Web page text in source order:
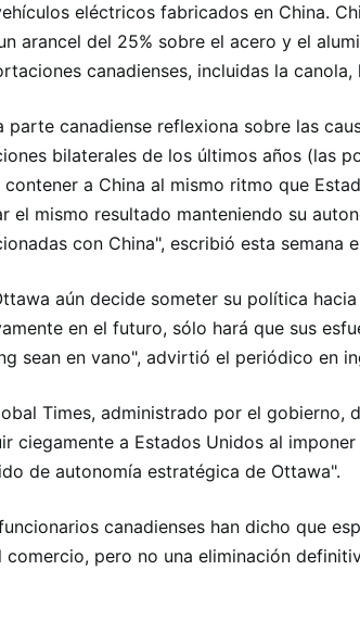
eléctricos fabricados en China.
arancel del 25% sobre el acero y el
canadienses, incluidas la
parte canadiense reflexiona sobre las
bilaterales de los últimos años (las
contener a China al mismo ritmo que
el mismo resultado manteniendo su
con China", escribió esta
aún decide someter su política
en el futuro, sólo hará que sus
sean en vano", advirtió el periódico en
Times, administrado por el
ciegamente a Estados Unidos al
de autonomía estratégica de Ottawa".
canadienses han dicho que
comercio, pero no una eliminación